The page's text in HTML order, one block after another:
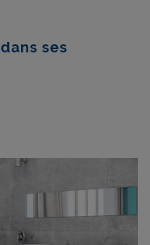
ses